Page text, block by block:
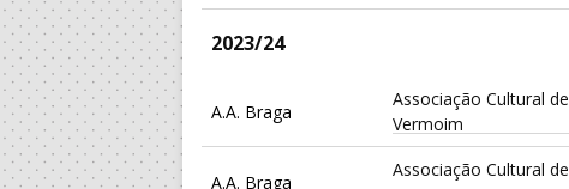
2023/24
A.A. Braga
Associação Cultural de
Vermoim
A.A. Braga
Associação Cultural de